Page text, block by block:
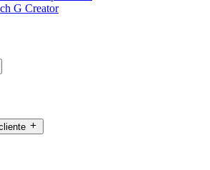
G Creator